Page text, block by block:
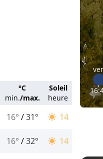
°C
min./max.
Soleil
heure
16° /31° 14
16° /32° 14